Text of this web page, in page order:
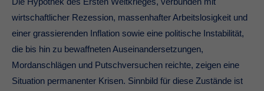
wirtschaftlicher Rezession, massenhafter Arbeitslosigkeit und
einer grassierenden Inflation sowie eine politische Instabilität,
die bis hin zu bewaffneten Auseinandersetzungen,
Mordanschlägen und Putschversuchen reichte, zeigen eine
Situation permanenter Krisen. Sinnbild für diese Zustände ist